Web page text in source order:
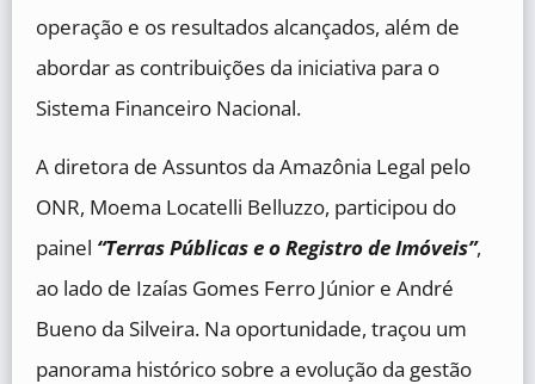
operação e os resultados alcançados, além de
abordar as contribuições da iniciativa para o
Sistema Financeiro Nacional.
A diretora de Assuntos da Amazônia Legal pelo
ONR, Moema Locatelli Belluzzo, participou do
painel “Terras Públicas e o Registro de Imóveis”,
ao lado de Izaías Gomes Ferro Júnior e André
Bueno da Silveira. Na oportunidade, traçou um
panorama histórico sobre a evolução da gestão